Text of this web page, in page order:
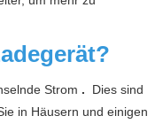
Strom .
Dies sind
in Häusern und einigen